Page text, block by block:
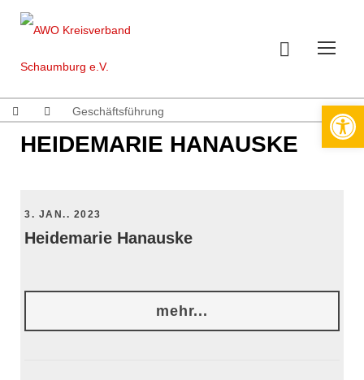
Geschäftsführung
HEIDEMARIE HANAUSKE
3. JAN.. 2023
Heidemarie Hanauske
mehr...
Werkzeugleiste öffnen